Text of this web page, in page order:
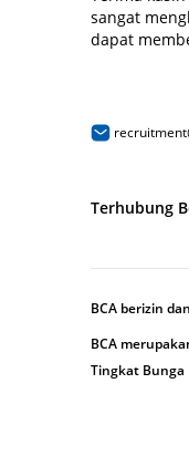
sangat
dapat
Terhubung
BCA berizin
BCA
Tingkat Bunga